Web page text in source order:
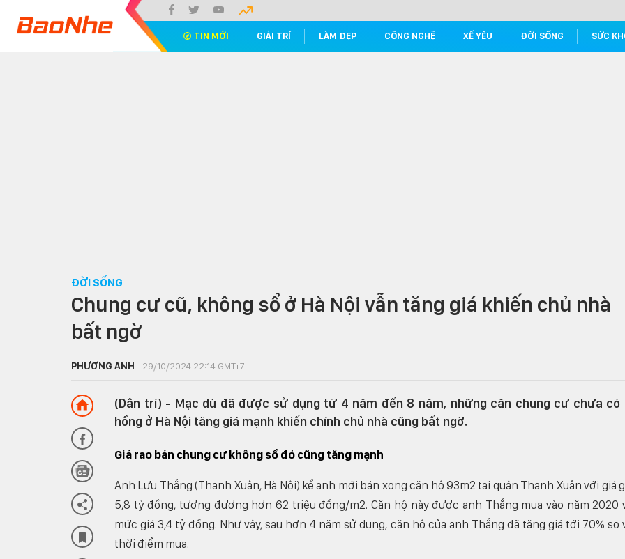
TIN MỚI GIẢI TRÍ LÀM ĐẸP CÔNG NGHỆ XẾ YÊU ĐỜI SỐNG SỨC
ĐỜI SỐNG
Chung cư cũ, không sổ ở Hà Nội vẫn tăng giá khiến chủ nhà
bất ngờ
PHƯƠNG ANH - 29/10/2024 22:14 GMT+7
(Dân trí) - Mặc dù đã được sử dụng từ 4 năm đến 8 năm, những căn chung cư chưa có
hồng ở Hà Nội tăng giá mạnh khiến chính chủ nhà cũng bất ngờ.
Giá rao bán chung cư không sổ đỏ cũng tăng mạnh
Anh Lưu Thắng (Thanh Xuân, Hà Nội) kể anh mới bán xong căn hộ 93m2 tại quận Thanh Xuân với giá
5,8 tỷ đồng, tương đương hơn 62 triệu đồng/m2. Căn hộ này được anh Thắng mua vào năm 2020
mức giá 3,4 tỷ đồng. Như vậy, sau hơn 4 năm sử dụng, căn hộ của anh Thắng đã tăng giá tới 70% so
thời điểm mua.